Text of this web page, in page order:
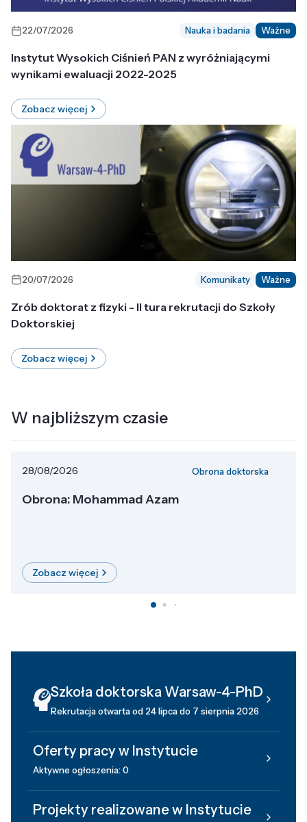
22/07/2026 Nauka i badania Ważne
Instytut Wysokich Ciśnień PAN z wyróżniającymi
wynikami ewaluacji 2022-2025
Zobacz więcej
20/07/2026 Komunikaty Ważne
Zrób doktorat z fizyki - II tura rekrutacji do Szkoły
Doktorskiej
Zobacz więcej
W najbliższym czasie
28/08/2026 Obrona doktorska
Obrona: Mohammad Azam
Zobacz więcej
Szkoła doktorska Warsaw-4-PhD
Rekrutacja otwarta od 24 lipca do 7 sierpnia 2026
Oferty pracy w Instytucie
Aktywne ogłoszenia: 0
Projekty realizowane w Instytucie